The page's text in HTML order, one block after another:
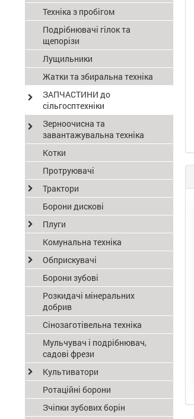
Техніка з пробігом
Подрібнювачі гілок та
щепорізи
Лущильники
Жатки та збиральна техніка
ЗАПЧАСТИНИ до
сільгосптехніки
Зерноочисна та
завантажувальна техніка
Котки
Протруювачі
Трактори
Борони дискові
Плуги
Комунальна техніка
Обприскувачі
Борони зубові
Розкидачі мінеральних
добрив
Сінозаготівельна техніка
Мульчувач і подрібнювач,
садові фрези
Культиватори
Ротаційні борони
Зчіпки зубових борін